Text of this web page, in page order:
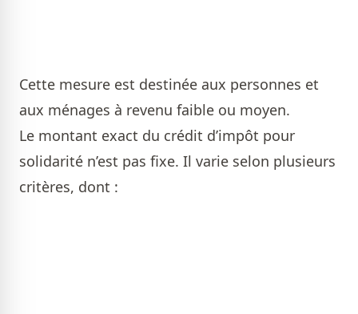
Cette mesure est destinée aux personnes et
aux ménages à revenu faible ou moyen.
Le montant exact du crédit d’impôt pour
solidarité n’est pas fixe. Il varie selon plusieurs
critères, dont :